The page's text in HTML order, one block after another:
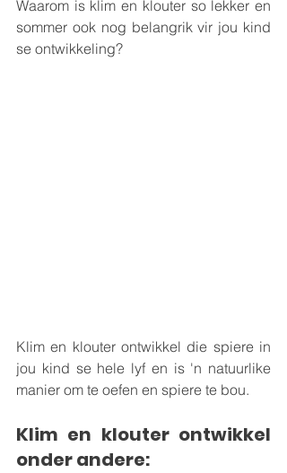
Waarom is klim en klouter so lekker en
sommer ook nog belangrik vir jou kind
se ontwikkeling?
Klim en klouter ontwikkel die spiere in
jou kind se hele lyf en is 'n natuurlike
manier om te oefen en spiere te bou.
Klim en klouter ontwikkel
onder andere: